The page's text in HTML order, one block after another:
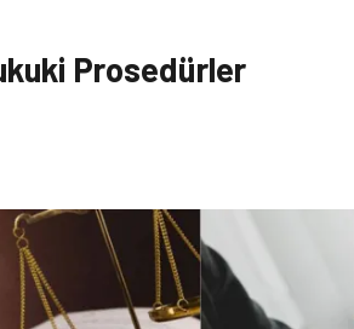
Prosedürler